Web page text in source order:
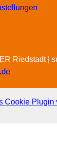
Riedstadt |
Cookie Plugin